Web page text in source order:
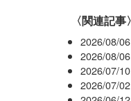
関連記事
2026/08/06
2026/08/06
2026/07/10
2026/07/02